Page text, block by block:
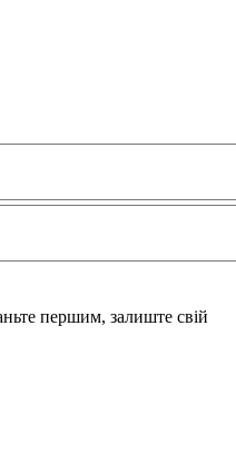
першим, залиште свій